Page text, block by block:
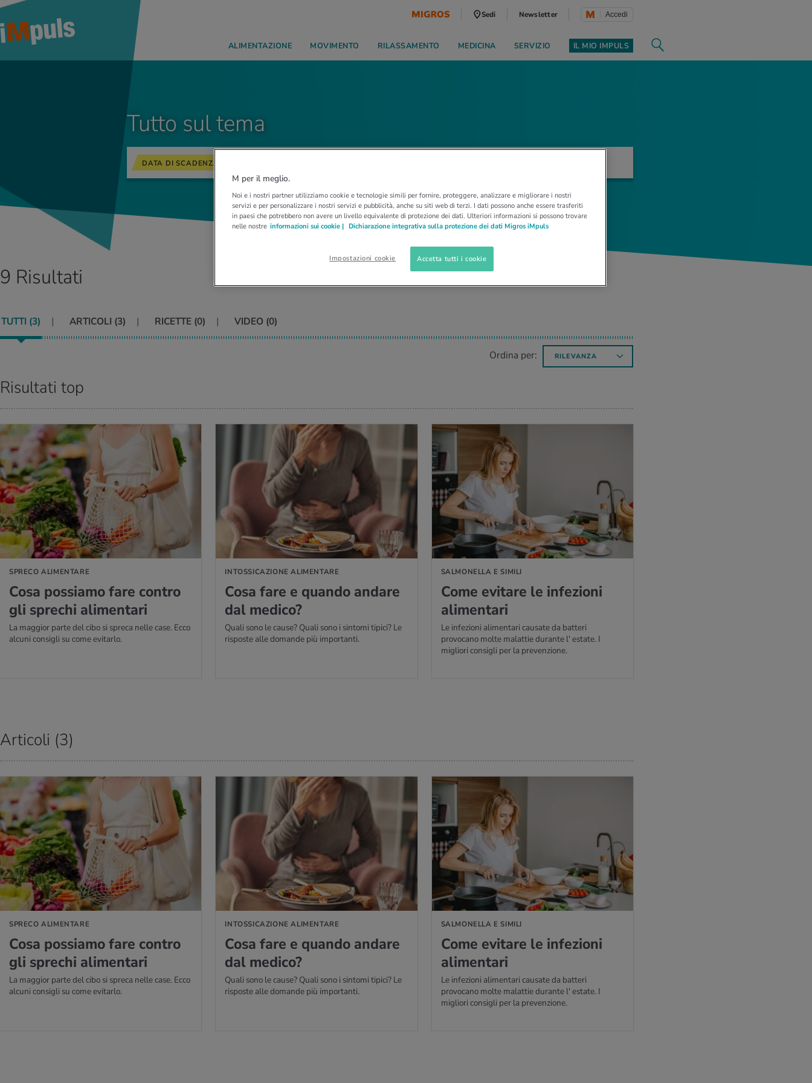
Sedi Newsletter Accedi
ALIMENTAZIONE MOVIMENTO RILASSAMENTO MEDICINA SERVIZIO IL MIO IMPULS
Tutto sul tema
DATA DI SCADENZA
9 Risultati
TUTTI (3) ARTICOLI (3) RICETTE (0) VIDEO (0)
Ordina per: RILEVANZA
Risultati top
SPRECO ALIMENTARE
Cosa pos­sia­mo fare con­tro
gli spre­chi ali­men­ta­ri
La maggior parte del cibo si spreca nelle case. Ecco
alcuni consigli su come evitarlo.
DI PIÙ
INTOSSICAZIONE ALIMENTARE
Cosa fare e quan­do an­da­re
dal me­di­co?
Quali sono le cause? Quali sono i sintomi tipici? Le
risposte alle domande più importanti.
PER SAPERNE DI PIÙ
SALMONELLA E SIMILI
Come evi­ta­re le in­fe­zio­ni
ali­men­ta­ri
Le infezioni alimentari causate da batteri
provocano molte malattie durante l' estate. I
migliori consigli per la prevenzione.
Articoli (3)
SPRECO ALIMENTARE
Cosa pos­sia­mo fare con­tro
gli spre­chi ali­men­ta­ri
La maggior parte del cibo si spreca nelle case. Ecco
alcuni consigli su come evitarlo.
DI PIÙ
INTOSSICAZIONE ALIMENTARE
Cosa fare e quan­do an­da­re
dal me­di­co?
Quali sono le cause? Quali sono i sintomi tipici? Le
risposte alle domande più importanti.
PER SAPERNE DI PIÙ
SALMONELLA E SIMILI
Come evi­ta­re le in­fe­zio­ni
ali­men­ta­ri
Le infezioni alimentari causate da batteri
provocano molte malattie durante l' estate. I
migliori consigli per la prevenzione.
M per il meglio.
Noi e i nostri partner utilizziamo cookie e tecnologie simili per fornire, proteggere, analizzare e migliorare i nostri
servizi e per personalizzare i nostri servizi e pubblicità, anche su siti web di terzi. I dati possono anche essere trasferiti
in paesi che potrebbero non avere un livello equivalente di protezione dei dati. Ulteriori informazioni si possono trovare
nelle nostre informazioni sui cookie | Dichiarazione integrativa sulla protezione dei dati Migros iMpuls
Impostazioni cookie Accetta tutti i cookie